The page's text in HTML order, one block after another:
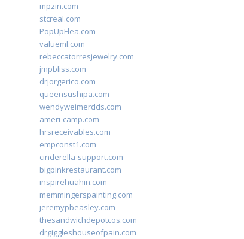
mpzin.com
stcreal.com
PopUpFlea.com
valueml.com
rebeccatorresjewelry.com
jmpbliss.com
drjorgerico.com
queensushipa.com
wendyweimerdds.com
ameri-camp.com
hrsreceivables.com
empconst1.com
cinderella-support.com
bigpinkrestaurant.com
inspirehuahin.com
memmingerspainting.com
jeremypbeasley.com
thesandwichdepotcos.com
drgiggleshouseofpain.com